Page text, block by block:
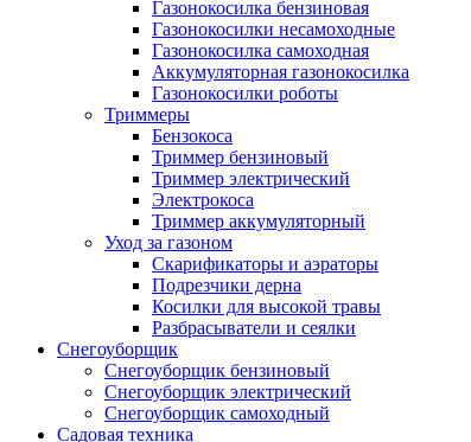
Газонокосилка бензиновая
Газонокосилки несамоходные
Газонокосилка самоходная
Аккумуляторная газонокосилка
Газонокосилки роботы
Триммеры
Бензокоса
Триммер бензиновый
Триммер электрический
Электрокоса
Триммер аккумуляторный
Уход за газоном
Скарификаторы и аэраторы
Подрезчики дерна
Косилки для высокой травы
Разбрасыватели и сеялки
Снегоуборщик
Снегоуборщик бензиновый
Снегоуборщик электрический
Снегоуборщик самоходный
Садовая техника